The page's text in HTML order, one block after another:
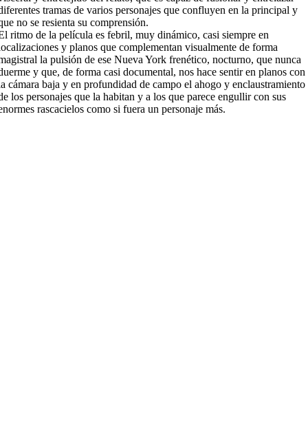
tramas de varios personajes que confluyen en la principal y
no se resienta su comprensión.
ritmo de la película es febril, muy dinámico, casi siempre en
y planos que complementan visualmente de forma
la pulsión de ese Nueva York frenético, nocturno, que nunca
y que, de forma casi documental, nos hace sentir en planos con
cámara baja y en profundidad de campo el ahogo y enclaustramiento
los personajes que la habitan y a los que parece engullir con sus
rascacielos como si fuera un personaje más.